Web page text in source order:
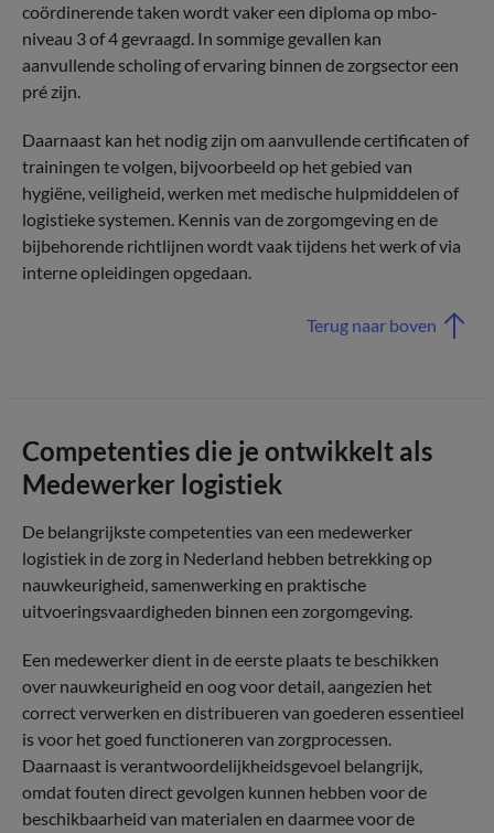
coördinerende taken wordt vaker een diploma op mbo-
niveau 3 of 4 gevraagd. In sommige gevallen kan
aanvullende scholing of ervaring binnen de zorgsector een
pré zijn.
Daarnaast kan het nodig zijn om aanvullende certificaten of
trainingen te volgen, bijvoorbeeld op het gebied van
hygiëne, veiligheid, werken met medische hulpmiddelen of
logistieke systemen. Kennis van de zorgomgeving en de
bijbehorende richtlijnen wordt vaak tijdens het werk of via
interne opleidingen opgedaan.
Terug naar boven
Competenties die je ontwikkelt als
Medewerker logistiek
De belangrijkste competenties van een medewerker
logistiek in de zorg in Nederland hebben betrekking op
nauwkeurigheid, samenwerking en praktische
uitvoeringsvaardigheden binnen een zorgomgeving.
Een medewerker dient in de eerste plaats te beschikken
over nauwkeurigheid en oog voor detail, aangezien het
correct verwerken en distribueren van goederen essentieel
is voor het goed functioneren van zorgprocessen.
Daarnaast is verantwoordelijkheidsgevoel belangrijk,
omdat fouten direct gevolgen kunnen hebben voor de
beschikbaarheid van materialen en daarmee voor de